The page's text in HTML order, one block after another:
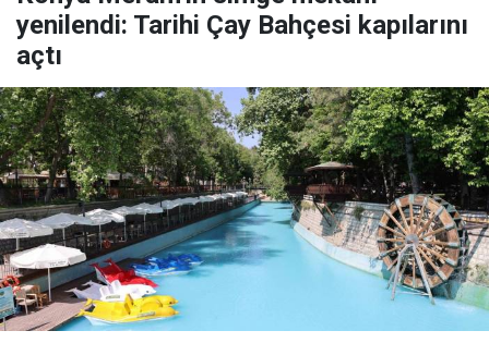
yenilendi: Tarihi Çay Bahçesi kapılarını
açtı